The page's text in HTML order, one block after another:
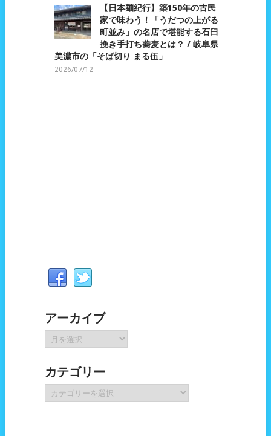
【日本麺紀行】築150年の古民
家で味わう！「うだつの上がる
町並み」の名店で堪能する石臼
挽き手打ち蕎麦とは？ / 岐阜県
美濃市の「そば切り まる伍」
2026/07/12
アーカイブ
ー
イ
ブ
カテゴリー
テ